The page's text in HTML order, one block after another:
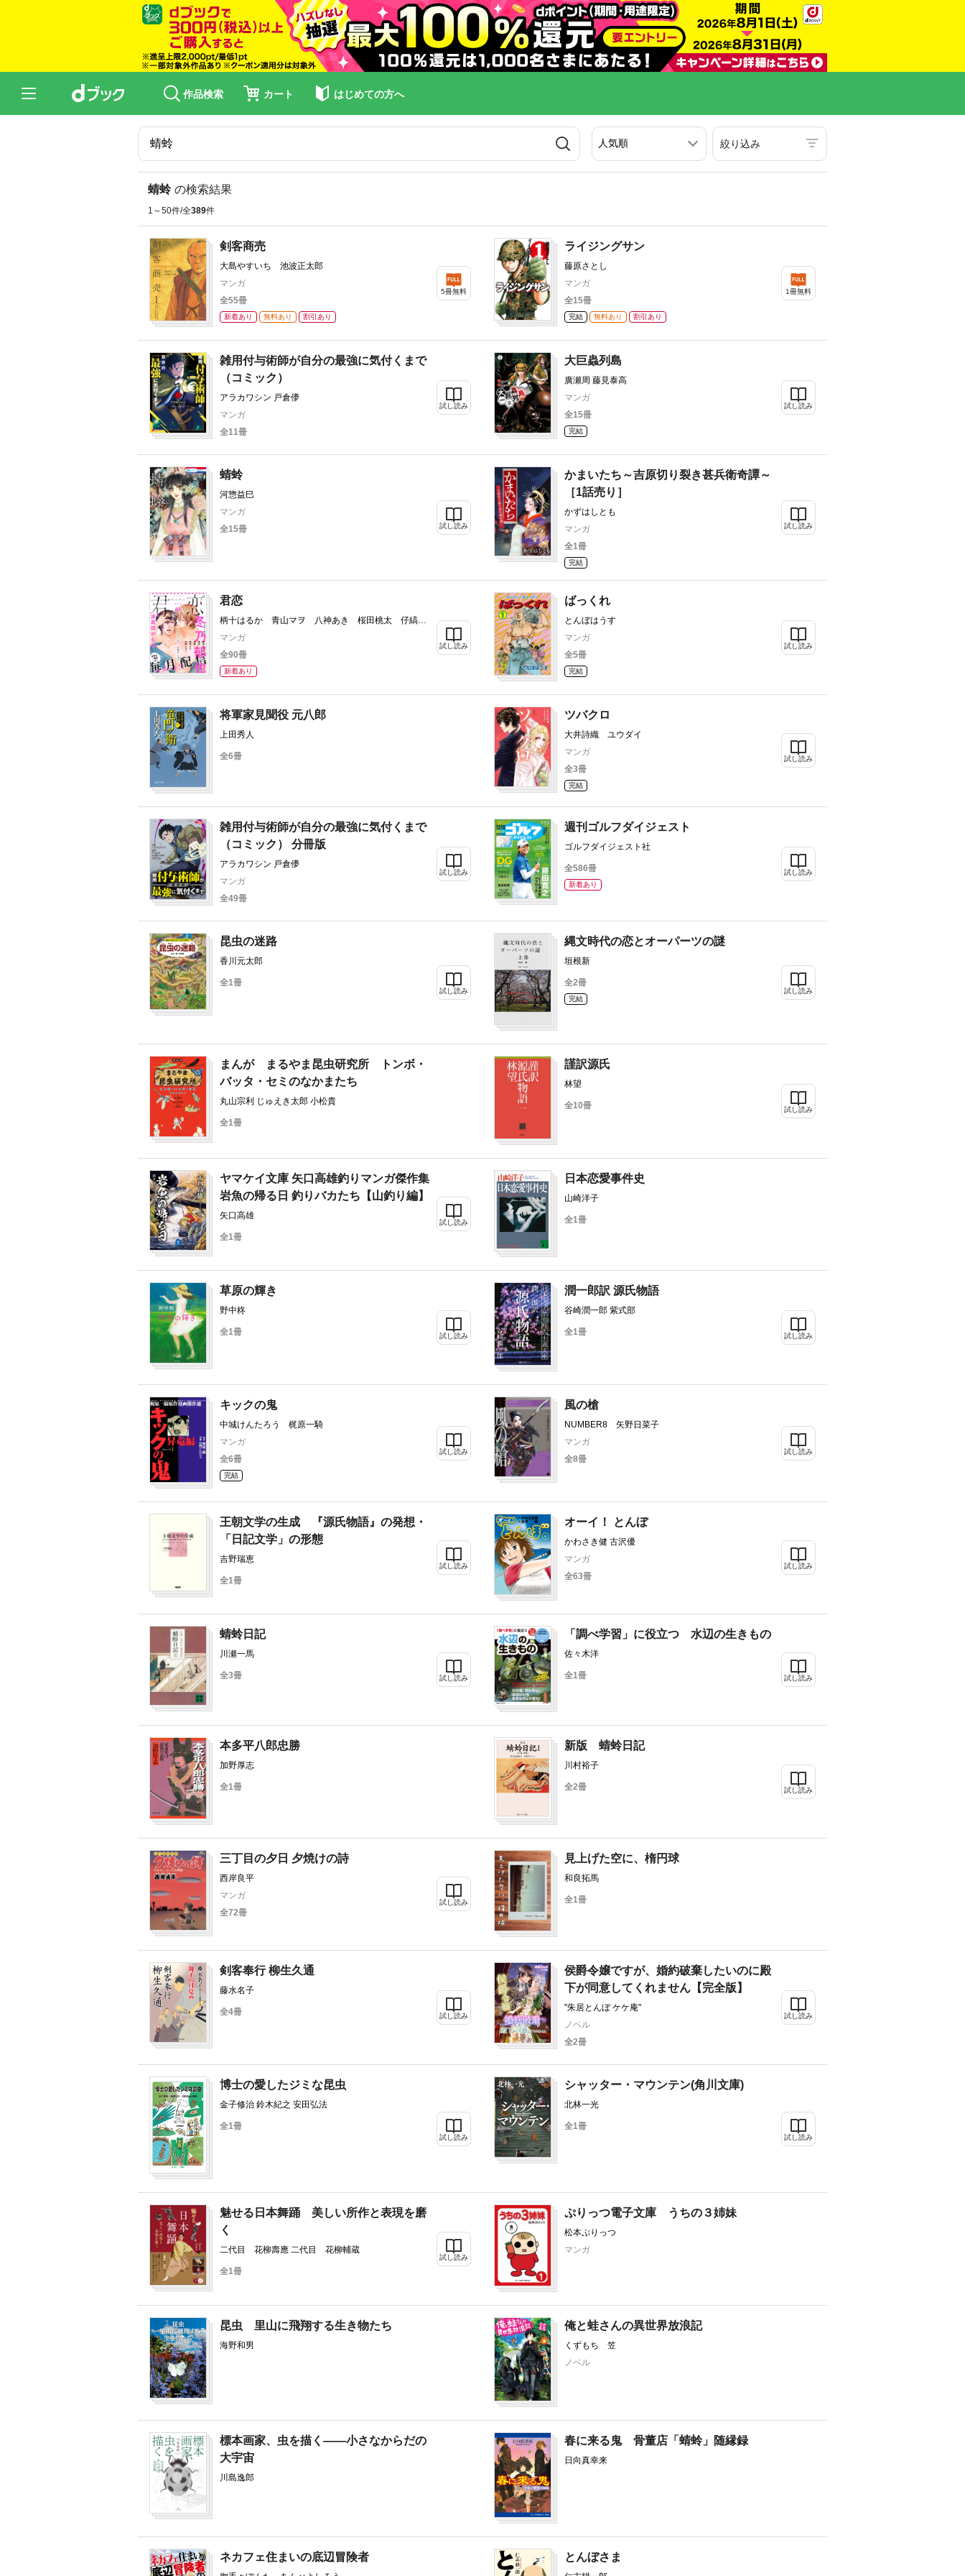
作品検索 カート はじめての方へ
絞り込み
蜻蛉 の検索結果
1～50件/全389件
剣客商売
大島やすいち 池波正太郎
マンガ
全55冊
新着あり 無料あり 割引あり
5冊無料
ライジングサン
藤原さとし
マンガ
全15冊
完結 無料あり 割引あり
1冊無料
雑用付与術師が自分の最強に気付くまで
（コミック）
アラカワシン 戸倉儚
マンガ
全11冊
試し読み
大巨蟲列島
廣瀬周 藤見泰高
マンガ
全15冊
完結
試し読み
蜻蛉
河惣益巳
マンガ
全15冊
試し読み
かまいたち～吉原切り裂き甚兵衛奇譚～
［1話売り］
かずはしとも
マンガ
全1冊
完結
試し読み
君恋
柄十はるか 青山マヲ 八神あき 桜田桃太 仔縞
楽々 冬乃郁也 あじた 村崎ユカリ 三池ろむこ
ヤコ 千葉たゆり 兎月ロビー 佐久本あゆ 霜月か
いり 田倉トヲル たき猫背 カキネ 茶渋たむ 緒
はちた
マンガ
全90冊
新着あり
試し読み
ばっくれ
とんぼはうす
マンガ
全5冊
完結
試し読み
将軍家見聞役 元八郎
上田秀人
全6冊
ツバクロ
大井詩織 ユウダイ
マンガ
全3冊
完結
試し読み
雑用付与術師が自分の最強に気付くまで
（コミック） 分冊版
アラカワシン 戸倉儚
マンガ
全49冊
試し読み
週刊ゴルフダイジェスト
ゴルフダイジェスト社
全586冊
新着あり
試し読み
昆虫の迷路
香川元太郎
全1冊
試し読み
縄文時代の恋とオーパーツの謎
垣根新
全2冊
完結
試し読み
まんが まるやま昆虫研究所 トンボ・
バッタ・セミのなかまたち
丸山宗利 じゅえき太郎 小松貴
全1冊
謹訳源氏
林望
全10冊 試し読み
ヤマケイ文庫 矢口高雄釣りマンガ傑作集
岩魚の帰る日 釣りバカたち【山釣り編】
矢口高雄
全1冊
試し読み
日本恋愛事件史
山崎洋子
全1冊
草原の輝き
野中柊
全1冊 試し読み
潤一郎訳 源氏物語
谷崎潤一郎 紫式部
全1冊 試し読み
キックの鬼
中城けんたろう 梶原一騎
マンガ
全6冊
完結
試し読み
風の槍
NUMBER8 矢野日菜子
マンガ
全8冊
試し読み
王朝文学の生成 『源氏物語』の発想・
「日記文学」の形態
吉野瑞恵
全1冊
試し読み
オーイ！ とんぼ
かわさき健 古沢優
マンガ
全63冊
試し読み
蜻蛉日記
川瀬一馬
全3冊 試し読み
「調べ学習」に役立つ 水辺の生きもの
佐々木洋
全1冊 試し読み
本多平八郎忠勝
加野厚志
全1冊
新版 蜻蛉日記
川村裕子
全2冊 試し読み
三丁目の夕日 夕焼けの詩
西岸良平
マンガ
全72冊
試し読み
見上げた空に、楕円球
和良拓馬
全1冊
剣客奉行 柳生久通
藤水名子
全4冊 試し読み
侯爵令嬢ですが、婚約破棄したいのに殿
下が同意してくれません【完全版】
"朱居とんぼ ケケ庵"
ノベル
全2冊
試し読み
博士の愛したジミな昆虫
金子修治 鈴木紀之 安田弘法
全1冊
試し読み
シャッター・マウンテン(角川文庫)
北林一光
全1冊
試し読み
魅せる日本舞踊 美しい所作と表現を磨
く
二代目 花柳壽應 二代目 花柳輔蔵
全1冊
試し読み
ぷりっつ電子文庫 うちの３姉妹
松本ぷりっつ
マンガ
昆虫 里山に飛翔する生き物たち
海野和男
俺と蛙さんの異世界放浪記
くずもち 笠
ノベル
標本画家、虫を描く――小さなからだの
大宇宙
川島逸郎
春に来る鬼 骨董店「蜻蛉」随縁録
日向真幸来
ネカフェ住まいの底辺冒険者 とんぼさま